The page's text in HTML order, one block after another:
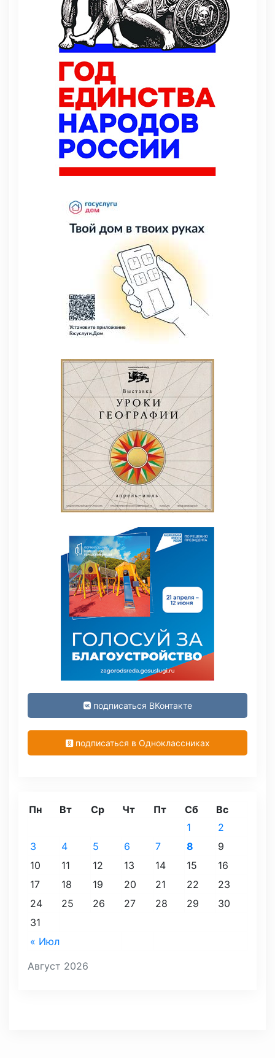
подписаться ВКонтакте
подписаться в Одноклассниках
Август 2026
Пн Вт Ср Чт Пт Сб Вс
« Июл
1
2
3
4 5 6 7 8
9
10
11 12 13 14 15
16
17
18 19 20 21 22
23
24
25 26 27 28 29
30
31